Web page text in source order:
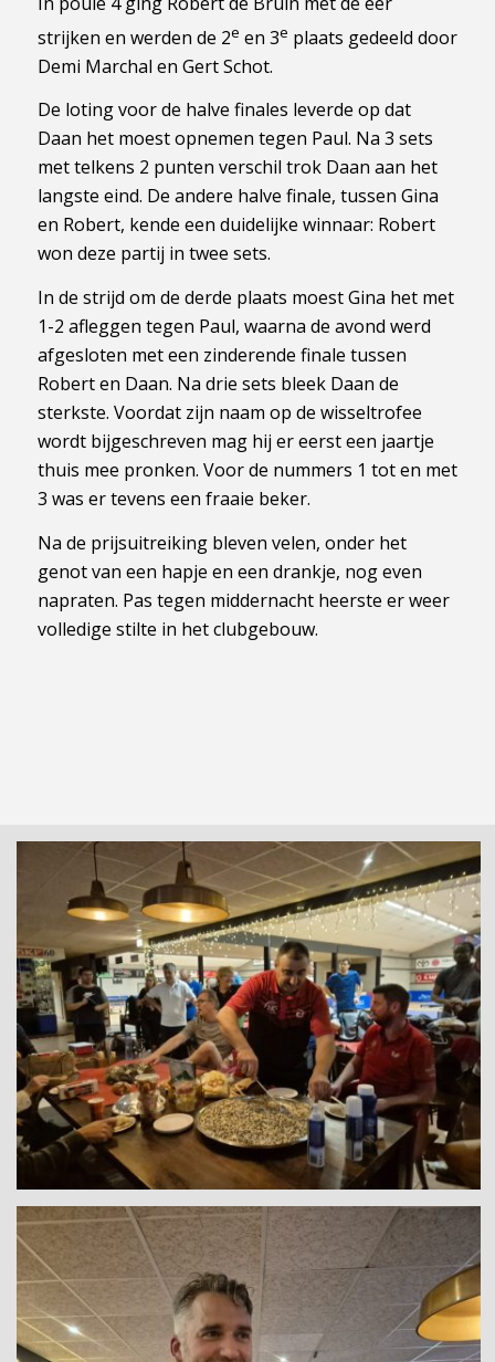
strijken en werden de 2e en 3e plaats gedeeld door
Demi Marchal en Gert Schot.
De loting voor de halve finales leverde op dat
Daan het moest opnemen tegen Paul. Na 3 sets
met telkens 2 punten verschil trok Daan aan het
langste eind. De andere halve finale, tussen Gina
en Robert, kende een duidelijke winnaar: Robert
won deze partij in twee sets.
In de strijd om de derde plaats moest Gina het met
1-2 afleggen tegen Paul, waarna de avond werd
afgesloten met een zinderende finale tussen
Robert en Daan. Na drie sets bleek Daan de
sterkste. Voordat zijn naam op de wisseltrofee
wordt bijgeschreven mag hij er eerst een jaartje
thuis mee pronken. Voor de nummers 1 tot en met
3 was er tevens een fraaie beker.
Na de prijsuitreiking bleven velen, onder het
genot van een hapje en een drankje, nog even
napraten. Pas tegen middernacht heerste er weer
volledige stilte in het clubgebouw.